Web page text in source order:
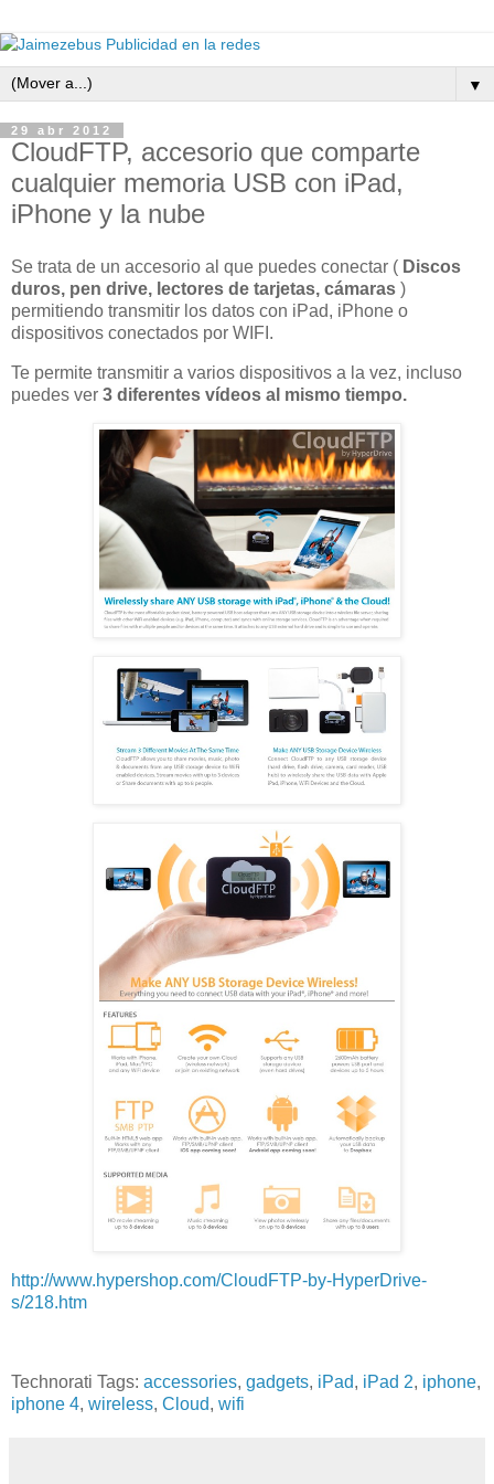
▼
29 abr 2012
CloudFTP, accesorio que comparte
cualquier memoria USB con iPad,
iPhone y la nube
Se trata de un accesorio al que puedes conectar ( Discos
duros, pen drive, lectores de tarjetas, cámaras )
permitiendo transmitir los datos con iPad, iPhone o
dispositivos conectados por WIFI.
Te permite transmitir a varios dispositivos a la vez, incluso
puedes ver 3 diferentes vídeos al mismo tiempo.
http://www.hypershop.com/CloudFTP-by-HyperDrive-
s/218.htm
Technorati Tags: accessories, gadgets, iPad, iPad 2, iphone,
iphone 4, wireless, Cloud, wifi